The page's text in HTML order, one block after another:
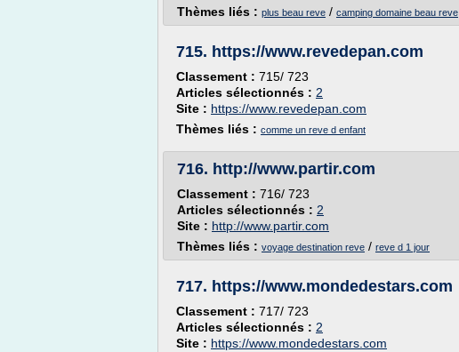
Thèmes liés : plus beau reve / camping domaine beau reve
715. https://www.revedepan.com
Classement : 715/ 723
Articles sélectionnés : 2
Site : https://www.revedepan.com
Thèmes liés : comme un reve d enfant
716. http://www.partir.com
Classement : 716/ 723
Articles sélectionnés : 2
Site : http://www.partir.com
Thèmes liés : voyage destination reve / reve d 1 jour
717. https://www.mondedestars.com
Classement : 717/ 723
Articles sélectionnés : 2
Site : https://www.mondedestars.com